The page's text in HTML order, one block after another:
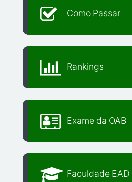
Como Passar
Rankings
Exame da OAB
Faculdade EAD